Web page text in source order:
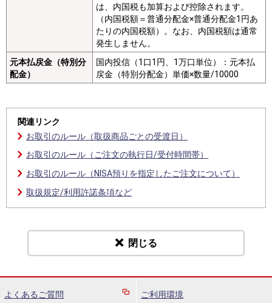
は、内国税も加算および控除されます。
（内国税額＝普通分配金×普通分配金1円あ
たりの内国税額）。なお、内国税額は通常
発生しません。
元本払戻金（特別分
配金）
国内投信（1口1円、1万口単位）：元本払
戻金（特別分配金）単価×数量/10000
関連リンク
お取引のルール（取扱商品ごとの受渡日）
お取引のルール（ご注文の執行日/受付時間帯）
お取引のルール（NISA預りを指定したご注文について）
取扱規定/利用許諾条項など
閉じる
よくあるご質問 ご利用環境